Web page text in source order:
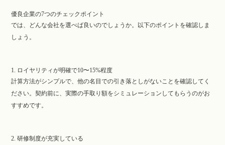
優良企業の7つのチェックポイント
では、どんな会社を選べば良いのでしょうか。以下のポイントを確認しま
しょう。
1. ロイヤリティが明確で10〜15%程度
計算方法がシンプルで、他の名目での引き落としがないことを確認してく
ださい。契約前に、実際の手取り額をシミュレーションしてもらうのがお
すすめです。
2. 研修制度が充実している